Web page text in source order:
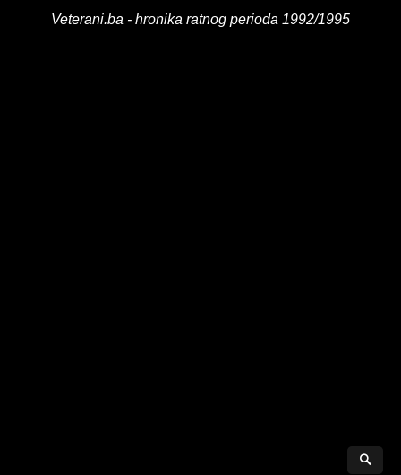
Veterani.ba - hronika ratnog perioda 1992/1995